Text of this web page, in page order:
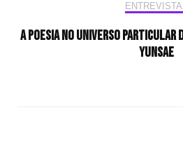
A poesia no universo particular
Yunsae